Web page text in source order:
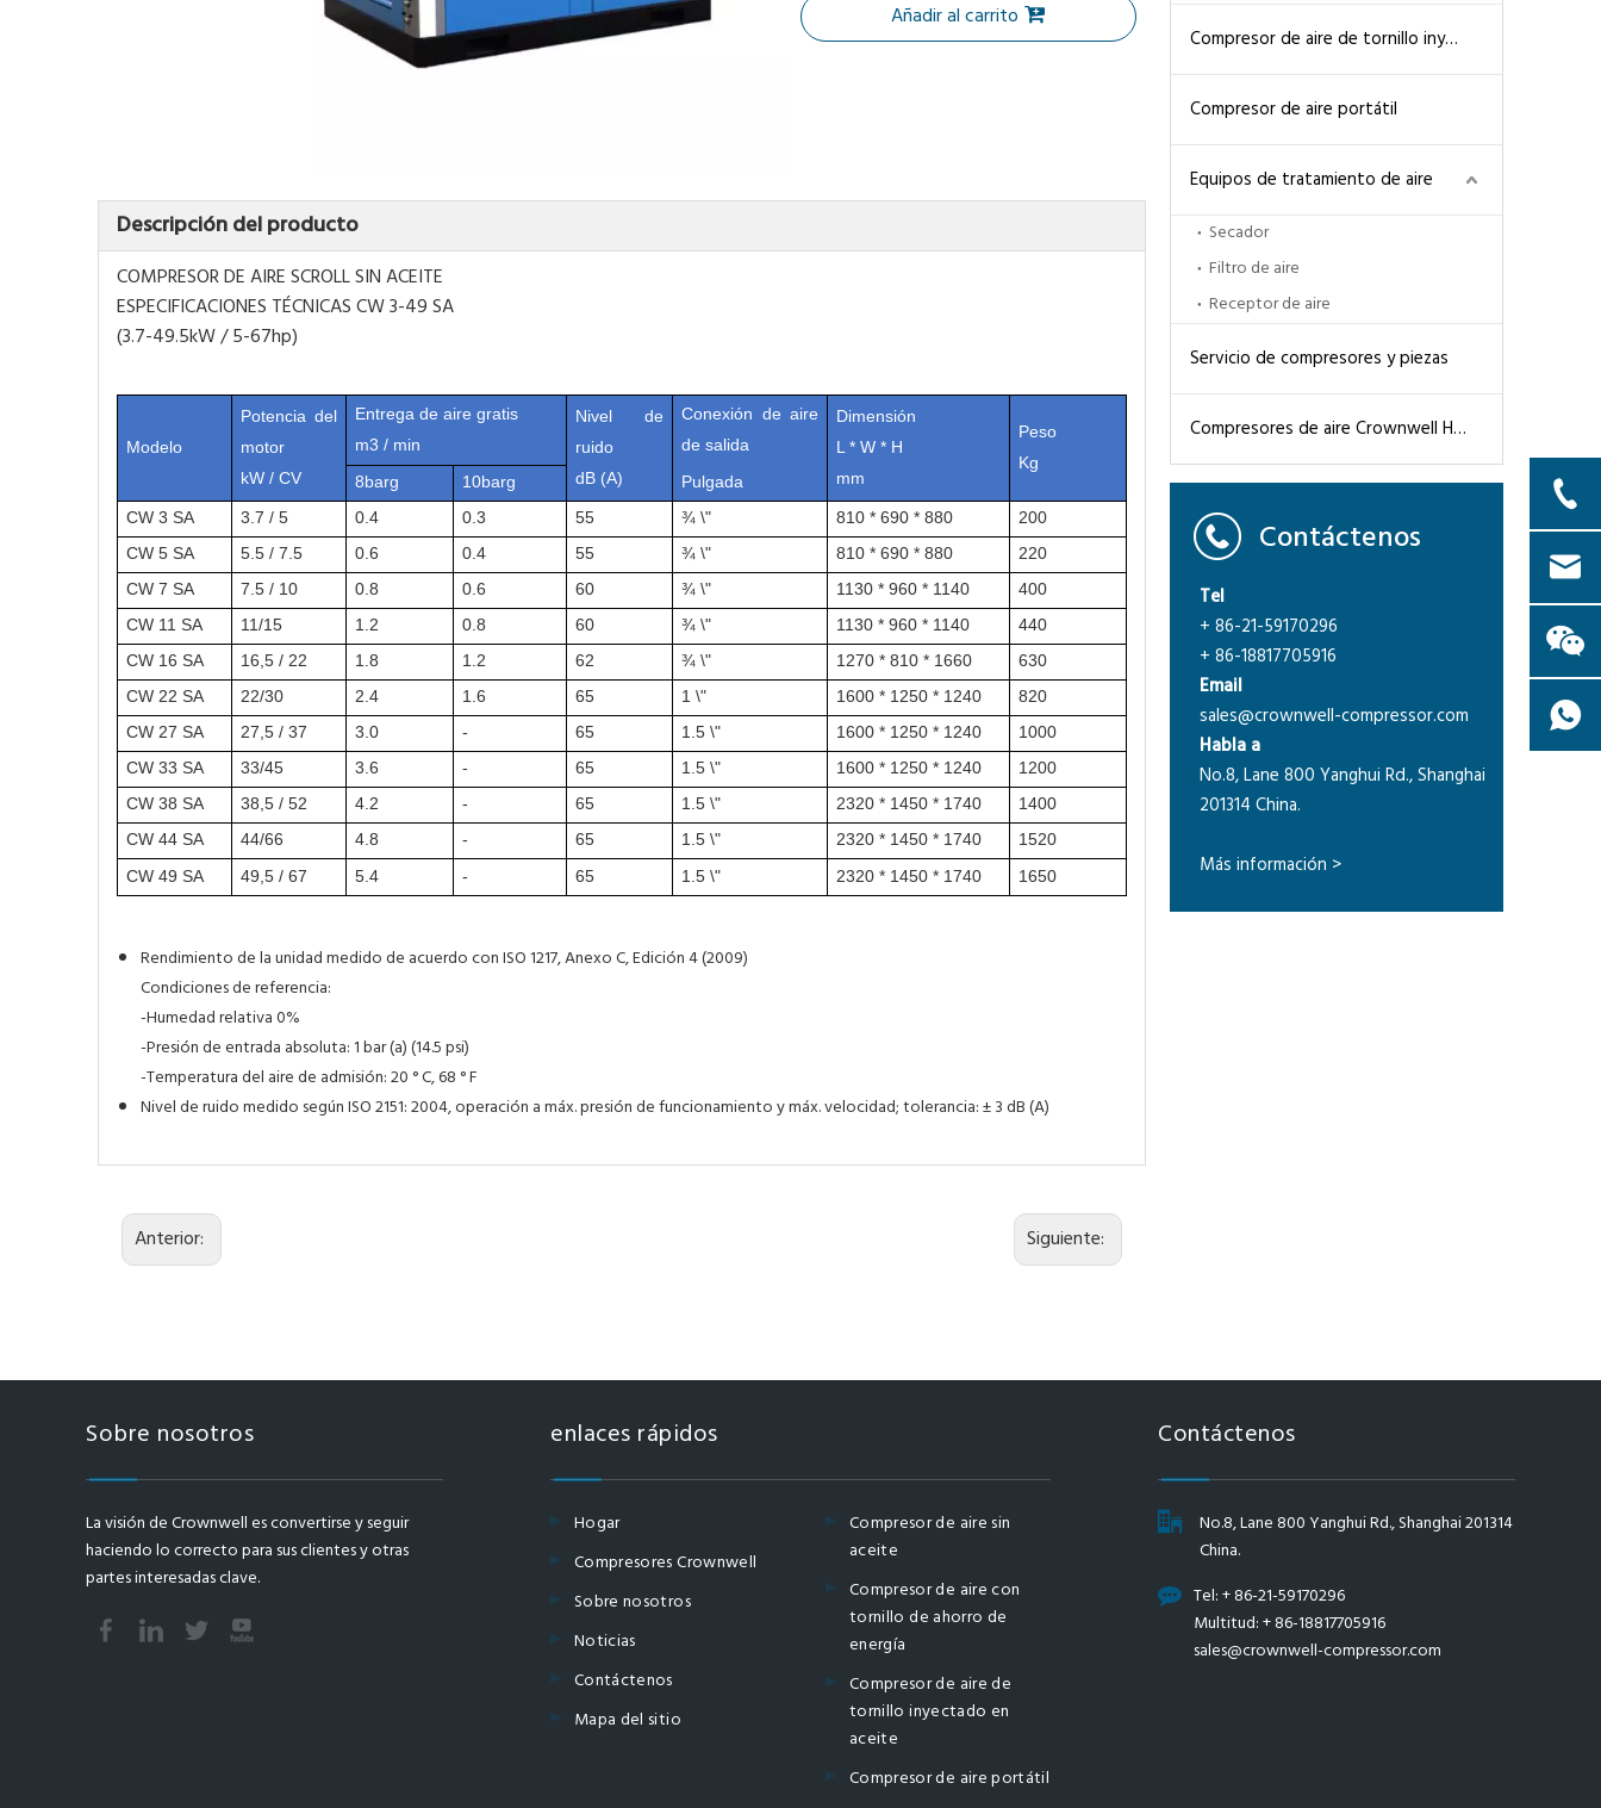
Añadir al carrito
Descripción del producto
COMPRESOR DE AIRE SCROLL SIN ACEITE
ESPECIFICACIONES TÉCNICAS CW 3-49 SA
(3.7-49.5kW / 5-67hp)
Modelo
Potencia del
motor
kW / CV
Entrega de aire gratis
m3 / min
Nivel de
ruido
dB (A)
Conexión de aire
de salida
Dimensión
L * W * H
mm
Peso
Kg
8barg
10barg
Pulgada
CW 3 SA
3.7 / 5 0.4 0.3 55 ¾ \" 810 * 690 * 880
200
CW 5 SA
5.5 / 7.5 0.6 0.4 55 ¾ \" 810 * 690 * 880
220
CW 7 SA
7.5 / 10 0.8 0.6 60 ¾ \" 1130 * 960 * 1140
400
CW 11 SA
11/15 1.2 0.8 60 ¾ \" 1130 * 960 * 1140
440
CW 16 SA
16,5 / 22 1.8 1.2 62 ¾ \" 1270 * 810 * 1660
630
CW 22 SA
22/30 2.4 1.6 65 1 \" 1600 * 1250 * 1240
820
CW 27 SA
27,5 / 37 3.0 - 65 1.5 \" 1600 * 1250 * 1240
1000
CW 33 SA
33/45 3.6 - 65 1.5 \" 1600 * 1250 * 1240
1200
CW 38 SA
38,5 / 52 4.2 - 65 1.5 \" 2320 * 1450 * 1740
1400
CW 44 SA
44/66 4.8 - 65 1.5 \" 2320 * 1450 * 1740
1520
CW 49 SA
49,5 / 67 5.4 - 65 1.5 \" 2320 * 1450 * 1740 1650
Rendimiento de la unidad medido de acuerdo con ISO 1217, Anexo C, Edición 4 (2009)
Condiciones de referencia:
-Humedad relativa 0%
-Presión de entrada absoluta: 1 bar (a) (14.5 psi)
-Temperatura del aire de admisión: 20 ° C, 68 ° F
Nivel de ruido medido según ISO 2151: 2004, operación a máx. presión de funcionamiento y máx. velocidad; tolerancia: ± 3 dB (A)
Anterior: Siguiente:
Compresor de aire de tornillo inyectado en aceite
Compresor de aire portátil
Equipos de tratamiento de aire
Secador
Filtro de aire
Receptor de aire
Servicio de compresores y piezas
Compresores de aire Crownwell High Pression CWH
Contáctenos
Tel
+ 86-21-59170296
+ 86-18817705916
Email
sales@crownwell-compressor.com
Habla a
No.8, Lane 800 Yanghui Rd., Shanghai
201314 China.
Más información >
Sobre nosotros
La visión de Crownwell es convertirse y seguir
haciendo lo correcto para sus clientes y otras
partes interesadas clave.
enlaces rápidos
Hogar
Compresores Crownwell
Sobre nosotros
Noticias
Contáctenos
Mapa del sitio
Compresor de aire sin
aceite
Compresor de aire con
tornillo de ahorro de
energía
Compresor de aire de
tornillo inyectado en
aceite
Compresor de aire portátil
Contáctenos
No.8, Lane 800 Yanghui Rd., Shanghai 201314
China.
Tel: + 86-21-59170296
Multitud: + 86-18817705916
sales@crownwell-compressor.com